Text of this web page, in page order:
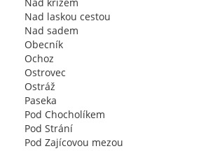
Nad laskou cestou
Nad sadem
Obecník
Ochoz
Ostrovec
Ostráž
Paseka
Pod Chocholíkem
Pod Strání
Pod Zajícovou mezou